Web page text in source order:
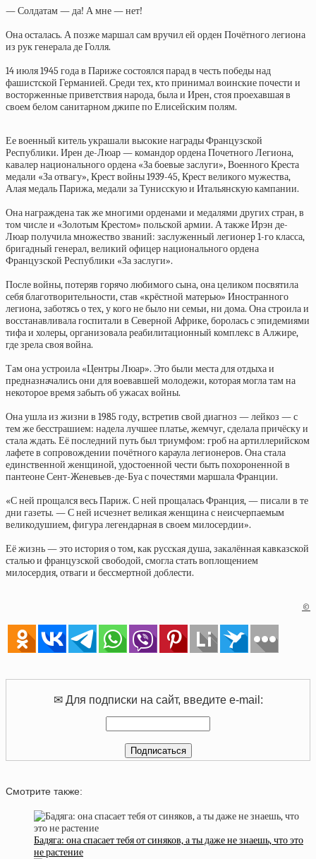
— Солдатам — да! А мне — нет!
Она осталась. А позже маршал сам вручил ей орден Почётного легиона
из рук генерала де Голля.
14 июля 1945 года в Париже состоялся парад в честь победы над
фашистской Германией. Среди тех, кто принимал воинские почести и
восторженные приветствия народа, была и Ирен, стоя проехавшая в
своем белом санитарном джипе по Елисейским полям.
Ее военный китель украшали высокие награды Французской
Республики. Ирен де-Люар — командор ордена Почетного Легиона,
кавалер национального ордена «За боевые заслуги», Военного Креста
медали «За отвагу», Крест войны 1939-45, Крест великого мужества,
Алая медаль Парижа, медали за Тунисскую и Итальянскую кампании.
Она награждена так же многими орденами и медалями других стран, в
том числе и «Золотым Крестом» польской армии. А также Ирэн де-
Люар получила множество званий: заслуженный легионер 1-го класса,
бригадный генерал, великий офицер национального ордена
Французской Республики «За заслуги».
После войны, потеряв горячо любимого сына, она целиком посвятила
себя благотворительности, став «крёстной матерью» Иностранного
легиона, заботясь о тех, у кого не было ни семьи, ни дома. Она строила и
восстанавливала госпитали в Северной Африке, боролась с эпидемиями
тифа и холеры, организовала реабилитационный комплекс в Алжире,
где зрела своя война.
Там она устроила «Центры Люар». Это были места для отдыха и
предназначались они для воевавшей молодежи, которая могла там на
некоторое время забыть об ужасах войны.
Она ушла из жизни в 1985 году, встретив свой диагноз — лейкоз — с
тем же бесстрашием: надела лучшее платье, жемчуг, сделала причёску и
стала ждать. Её последний путь был триумфом: гроб на артиллерийском
лафете в сопровождении почётного караула легионеров. Она стала
единственной женщиной, удостоенной чести быть похороненной в
пантеоне Сент-Женевьев-де-Буа с почестями маршала Франции.
«С ней прощался весь Париж. С ней прощалась Франция, — писали в те
дни газеты. — С ней исчезнет великая женщина с неисчерпаемым
великодушием, фигура легендарная в своем милосердии».
Её жизнь — это история о том, как русская душа, закалённая кавказской
сталью и французской свободой, смогла стать воплощением
милосердия, отваги и бессмертной доблести.
©
✉ Для подписки на сайт, введите e-mail:
Смотрите также:
Бадяга: она спасает тебя от синяков, а ты даже не знаешь, что это
не растение